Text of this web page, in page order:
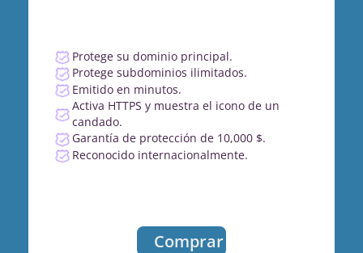
Protege su dominio principal.
Protege subdominios ilimitados.
Emitido en minutos.
Activa HTTPS y muestra el icono de un
candado.
Garantía de protección de 10,000 $.
Reconocido internacionalmente.
Comprar